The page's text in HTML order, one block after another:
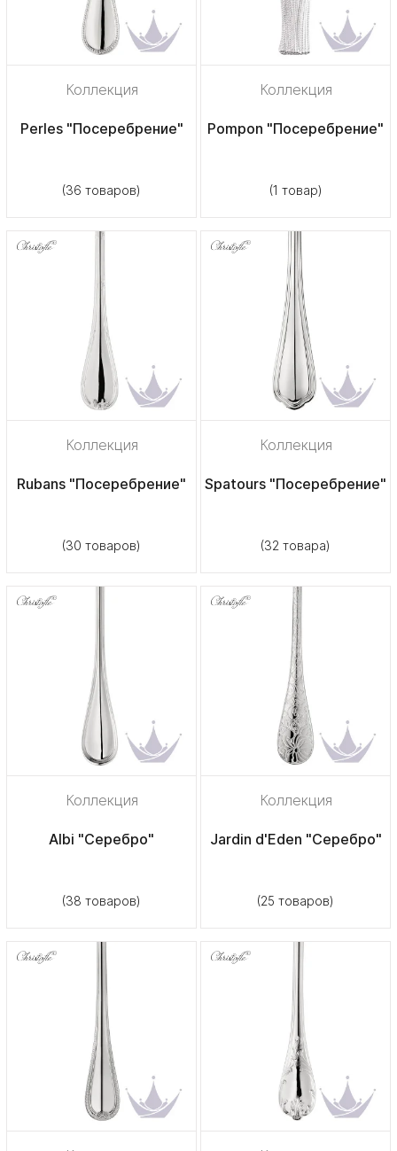
Коллекция
Perles "Посеребрение"
(36 товаров)
Коллекция
Pompon "Посеребрение"
(1 товар)
Коллекция
Rubans "Посеребрение"
(30 товаров)
Коллекция
Spatours "Посеребрение"
(32 товара)
Коллекция
Albi "Серебро"
(38 товаров)
Коллекция
Jardin d'Eden "Серебро"
(25 товаров)